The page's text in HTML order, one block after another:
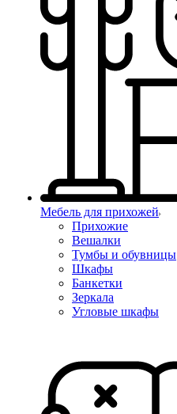
Мебель для прихожей
Прихожие
Вешалки
Тумбы и обувницы
Шкафы
Банкетки
Зеркала
Угловые шкафы